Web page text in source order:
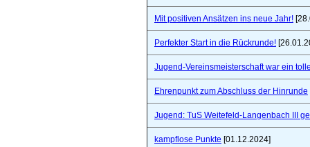
Mit positiven Ansätzen ins neue Jahr!
Perfekter Start in die Rückrunde!
Jugend-Vereinsmeisterschaft war ein
Ehrenpunkt zum Abschluss der Hinrunde
Jugend: TuS Weitefeld-Langenbach III
kampflose Punkte [01.12.2024]